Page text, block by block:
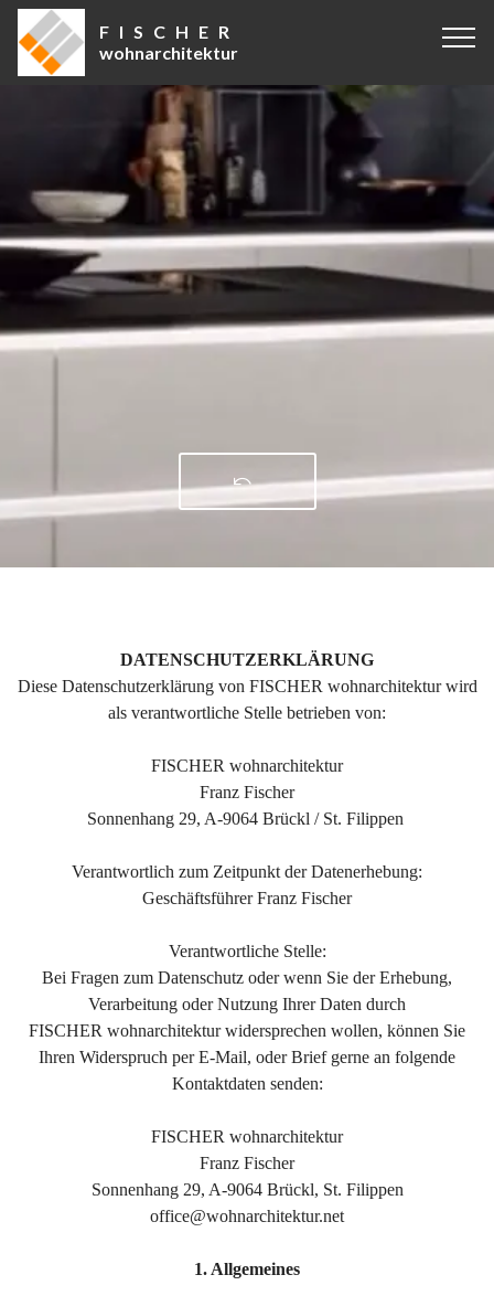
F I S C H E R
wohnarchitektur
DATENSCHUTZERKLÄRUNG
Diese Datenschutzerklärung von FISCHER wohnarchitektur wird
als verantwortliche Stelle betrieben von:
FISCHER wohnarchitektur
Franz Fischer
Sonnenhang 29, A-9064 Brückl / St. Filippen
Verantwortlich zum Zeitpunkt der Datenerhebung:
Geschäftsführer Franz Fischer
Verantwortliche Stelle:
Bei Fragen zum Datenschutz oder wenn Sie der Erhebung,
Verarbeitung oder Nutzung Ihrer Daten durch
FISCHER wohnarchitektur widersprechen wollen, können Sie
Ihren Widerspruch per E-Mail, oder Brief gerne an folgende
Kontaktdaten senden:
FISCHER wohnarchitektur
Franz Fischer
Sonnenhang 29, A-9064 Brückl, St. Filippen
office@wohnarchitektur.net
1. Allgemeines